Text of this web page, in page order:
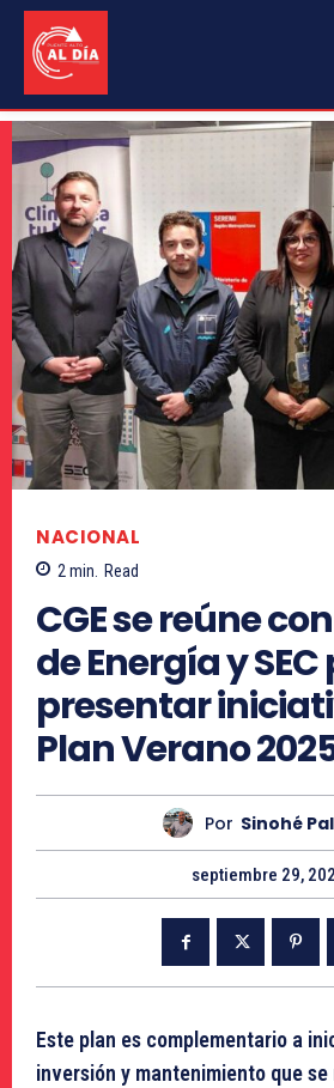
NACIONAL
2min. Read
CGE se reúne
de Energía y
presentar
Plan Verano
Por Sinohé
septiembre 29,
Este plan es complementario a
inversión y mantenimiento que